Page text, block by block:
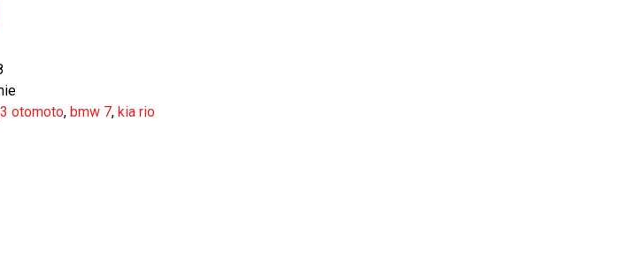
otomoto, bmw 7, kia rio